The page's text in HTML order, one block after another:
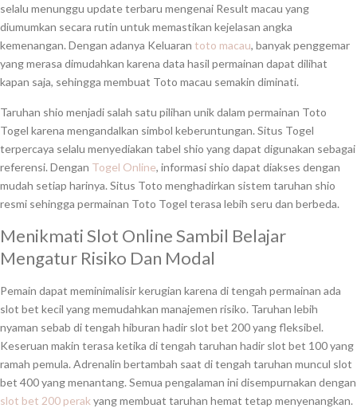
selalu menunggu update terbaru mengenai Result macau yang
diumumkan secara rutin untuk memastikan kejelasan angka
kemenangan. Dengan adanya Keluaran toto macau, banyak penggemar
yang merasa dimudahkan karena data hasil permainan dapat dilihat
kapan saja, sehingga membuat Toto macau semakin diminati.
Taruhan shio menjadi salah satu pilihan unik dalam permainan Toto
Togel karena mengandalkan simbol keberuntungan. Situs Togel
terpercaya selalu menyediakan tabel shio yang dapat digunakan sebagai
referensi. Dengan Togel Online, informasi shio dapat diakses dengan
mudah setiap harinya. Situs Toto menghadirkan sistem taruhan shio
resmi sehingga permainan Toto Togel terasa lebih seru dan berbeda.
Menikmati Slot Online Sambil Belajar
Mengatur Risiko Dan Modal
Pemain dapat meminimalisir kerugian karena di tengah permainan ada
slot bet kecil yang memudahkan manajemen risiko. Taruhan lebih
nyaman sebab di tengah hiburan hadir slot bet 200 yang fleksibel.
Keseruan makin terasa ketika di tengah taruhan hadir slot bet 100 yang
ramah pemula. Adrenalin bertambah saat di tengah taruhan muncul slot
bet 400 yang menantang. Semua pengalaman ini disempurnakan dengan
slot bet 200 perak yang membuat taruhan hemat tetap menyenangkan.